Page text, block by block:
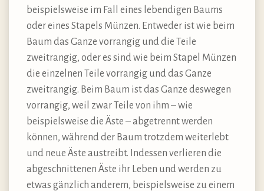
beispielsweise im Fall eines lebendigen Baums
oder eines Stapels Münzen. Entweder ist wie beim
Baum das Ganze vorrangig und die Teile
zweitrangig, oder es sind wie beim Stapel Münzen
die einzelnen Teile vorrangig und das Ganze
zweitrangig. Beim Baum ist das Ganze deswegen
vorrangig, weil zwar Teile von ihm – wie
beispielsweise die Äste – abgetrennt werden
können, während der Baum trotzdem weiterlebt
und neue Äste austreibt. Indessen verlieren die
abgeschnittenen Äste ihr Leben und werden zu
etwas gänzlich anderem, beispielsweise zu einem